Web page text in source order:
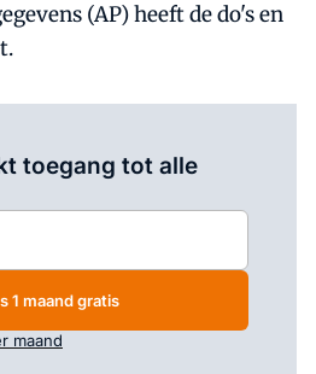
(AP) heeft de do's en
toegang tot alle
1 maand gratis
maand